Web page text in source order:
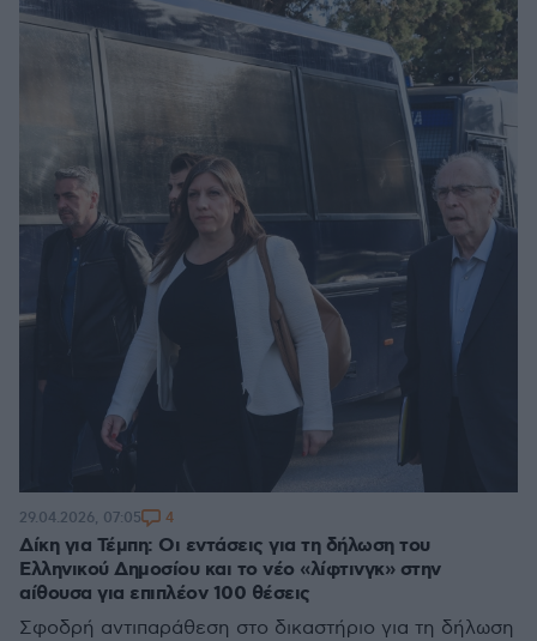
Δίκη για Τέμπη: Οι εντάσεις για τη δήλωση του
Ελληνικού Δημοσίου και το νέο «λίφτινγκ» στην
αίθουσα για επιπλέον 100 θέσεις
Σφοδρή αντιπαράθεση στο δικαστήριο για τη δήλωση
29.04.2026, 07:05 4